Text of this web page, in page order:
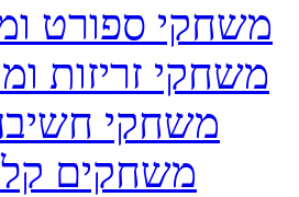
משחקי ספורט
משחקי זריזות
משחקי
משחקים